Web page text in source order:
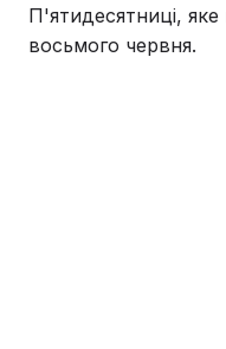
П'ятидесятниці,
восьмого червня.